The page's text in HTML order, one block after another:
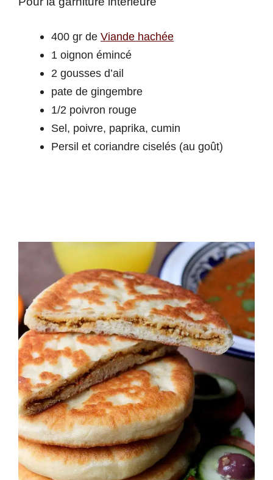
400 gr de Viande hachée
1 oignon émincé
2 gousses d’ail
pate de gingembre
1/2 poivron rouge
Sel, poivre, paprika, cumin
Persil et coriandre ciselés (au goût)